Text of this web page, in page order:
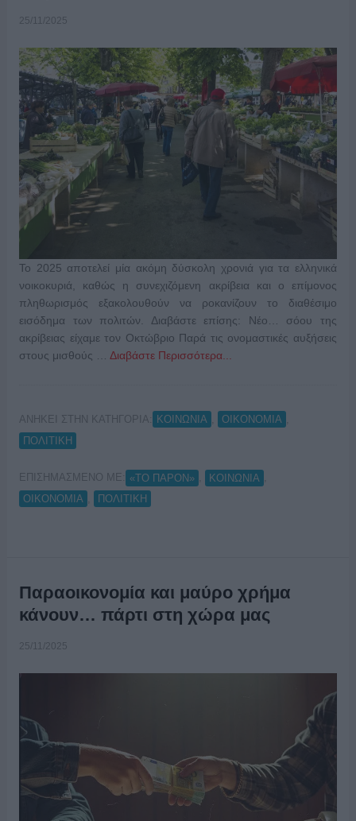
25/11/2025
Το 2025 αποτελεί μία ακόμη δύσκολη χρονιά για τα ελληνικά
νοικοκυριά, καθώς η συνεχιζόμενη ακρίβεια και ο επίμονος
πληθωρισμός εξακολουθούν να ροκανίζουν το διαθέσιμο
εισόδημα των πολιτών. Διαβάστε επίσης: Νέο… σόου της
ακρίβειας είχαμε τον Οκτώβριο Παρά τις ονομαστικές αυξήσεις
στους μισθούς … Διαβάστε Περισσότερα...
ΑΝΗΚΕΙ ΣΤΗΝ ΚΑΤΗΓΟΡΙΑ: ΚΟΙΝΩΝΙΑ ΟΙΚΟΝΟΜΙΑ
ΠΟΛΙΤΙΚΗ
ΕΠΙΣΗΜΑΣΜΕΝΟ ΜΕ: «ΤΟ ΠΑΡΟΝ» ΚΟΙΝΩΝΙΑ
ΟΙΚΟΝΟΜΙΑ
ΠΟΛΙΤΙΚΗ
Παραοικονομία και μαύρο χρήμα
κάνουν… πάρτι στη χώρα μας
25/11/2025